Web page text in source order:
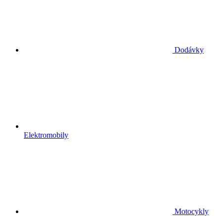
Dodávky
Elektromobily
Motocykly